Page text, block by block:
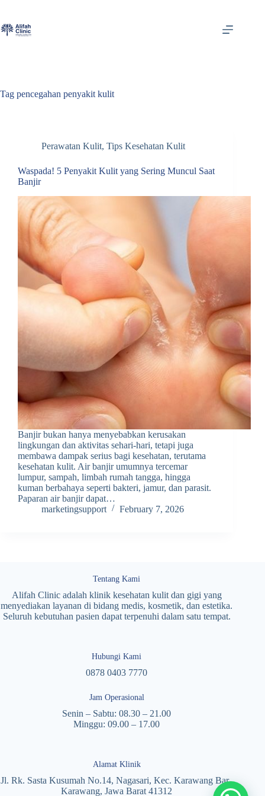
content
Tag pencegahan penyakit kulit
Perawatan Kulit, Tips Kesehatan Kulit
Waspada! 5 Penyakit Kulit yang Sering Muncul Saat
Banjir
Banjir bukan hanya menyebabkan kerusakan
lingkungan dan aktivitas sehari-hari, tetapi juga
membawa dampak serius bagi kesehatan, terutama
kesehatan kulit. Air banjir umumnya tercemar
lumpur, sampah, limbah rumah tangga, hingga
kuman berbahaya seperti bakteri, jamur, dan parasit.
Paparan air banjir dapat…
marketingsupport
February 7, 2026
Tentang Kami
Alifah Clinic adalah klinik kesehatan kulit dan gigi yang
menyediakan layanan di bidang medis, kosmetik, dan estetika.
Seluruh kebutuhan pasien dapat terpenuhi dalam satu tempat.
Hubungi Kami
0878 0403 7770
Jam Operasional
Senin – Sabtu: 08.30 – 21.00
Minggu: 09.00 – 17.00
Alamat Klinik
Jl. Rk. Sasta Kusumah No.14, Nagasari, Kec. Karawang Bar.,
Karawang, Jawa Barat 41312